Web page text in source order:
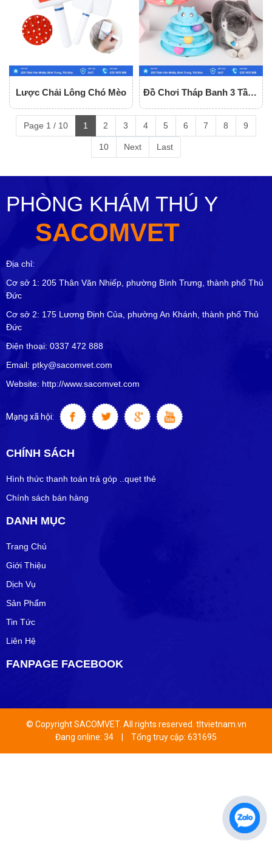
Lược Chải Lông Chó Mèo
Đồ Chơi Tháp Banh 3 Tầng
Page 1 / 10 1 2 3 4 5 6 7 8 9
10 Next Last
PHÒNG KHÁM THÚ Y
SACOMVET
Địa chỉ:
Cơ sở 1: 205 Thân Văn Nhiếp, phường Bình Trưng, thành phố Thủ
Đức
Cơ sở 2: 175 Lương Định Của, phường An Khánh, thành phố Thủ
Đức
Điện thoại: 0337 472 888
Email: ptky@sacomvet.com
Website: http://www.sacomvet.com
Mạng xã hội:
CHÍNH SÁCH
Hình thức thanh toán trả góp ..quẹt thẻ
Chính sách bán hàng
DANH MỤC
Trang Chủ
Giới Thiệu
Dịch Vụ
Sản Phẩm
Tin Tức
Liên Hệ
FANPAGE FACEBOOK
© Copyright SACOMVET. All rights reserved. tltvietnam.vn
Đang online: 34
| Tổng truy cập: 631695